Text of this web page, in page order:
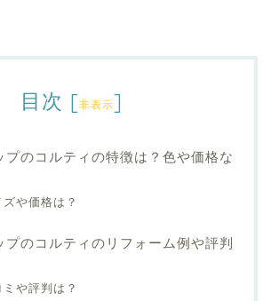
目次 [非表示]
プのコルティの特徴は？色や価格な
ズや価格は？
プのコルティのリフォーム例や評判
ミや評判は？